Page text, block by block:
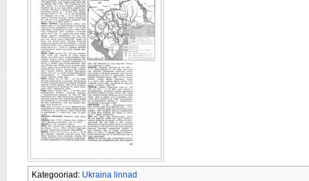
Kategooriad: Ukraina linnad